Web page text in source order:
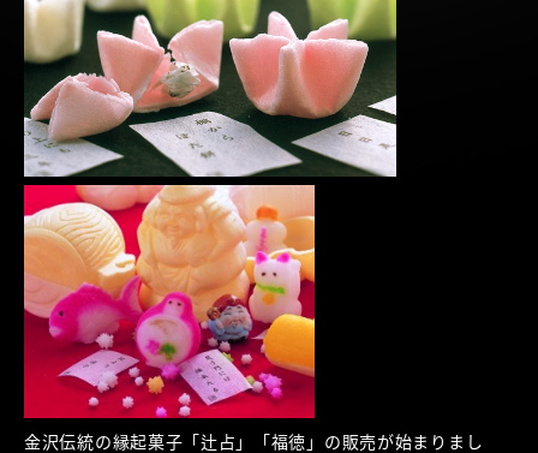
金沢伝統の縁起菓子「辻占」「福徳」の販売が始まりまし